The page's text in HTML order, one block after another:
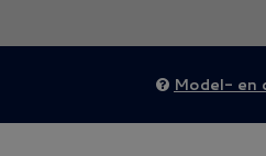
Model- en